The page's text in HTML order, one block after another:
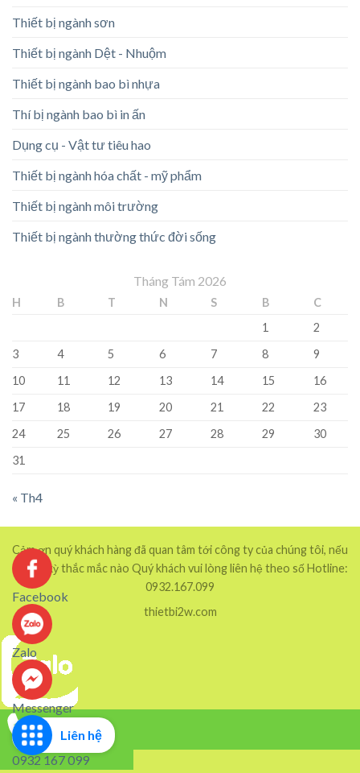
Thiết bị ngành sơn
Thiết bị ngành Dệt - Nhuộm
Thiết bị ngành bao bì nhựa
Thí bị ngành bao bì in ấn
Dụng cụ - Vật tư tiêu hao
Thiết bị ngành hóa chất - mỹ phẩm
Thiết bị ngành môi trường
Thiết bị ngành thường thức đời sống
Tháng Tám 2026
H B T N S B
C
1
2
3
4 5 6 7 8
9
10
11 12 13 14 15
16
17
18 19 20 21 22
23
24
25 26 27 28 29
30
31
« Th4
Cảm ơn quý khách hàng đã quan tâm tới công ty của chúng tôi, nếu
có bất kỳ thắc mắc nào Quý khách vui lòng liên hệ theo số Hotline:
0932.167.099
thietbi2w.com
Messenger
Zalo
Facebook
Liên hệ
0932 167 099